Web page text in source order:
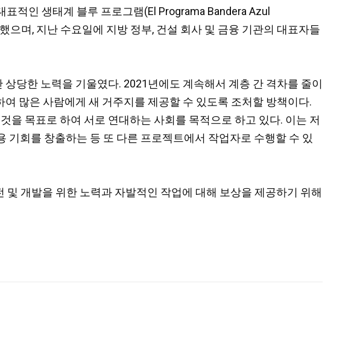
적인 생태계 블루 프로그램(El Programa Bandera Azul
며, 지난 수요일에 지방 정부, 건설 회사 및 금융 기관의 대표자들
당한 노력을 기울였다. 2021년에도 계속해서 계층 간 격차를 줄이
많은 사람에게 새 거주지를 제공할 수 있도록 조처할 방책이다.
을 목표로 하여 서로 연대하는 사회를 목적으로 하고 있다. 이는 저
회를 창출하는 등 또 다른 프로젝트에서 작업자로 수행할 수 있
개발을 위한 노력과 자발적인 작업에 대해 보상을 제공하기 위해